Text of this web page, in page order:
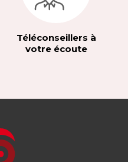
Téléconseillers à
votre écoute